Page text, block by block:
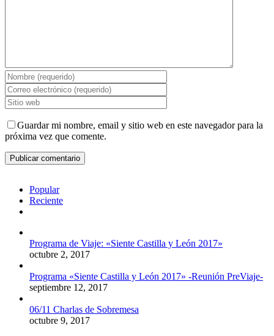
Guardar mi nombre, email y sitio web en este navegador para la
próxima vez que comente.
Popular
Reciente
Programa de Viaje: «Siente Castilla y León 2017»
octubre 2, 2017
Programa «Siente Castilla y León 2017» -Reunión PreViaje-
septiembre 12, 2017
06/11 Charlas de Sobremesa
octubre 9, 2017